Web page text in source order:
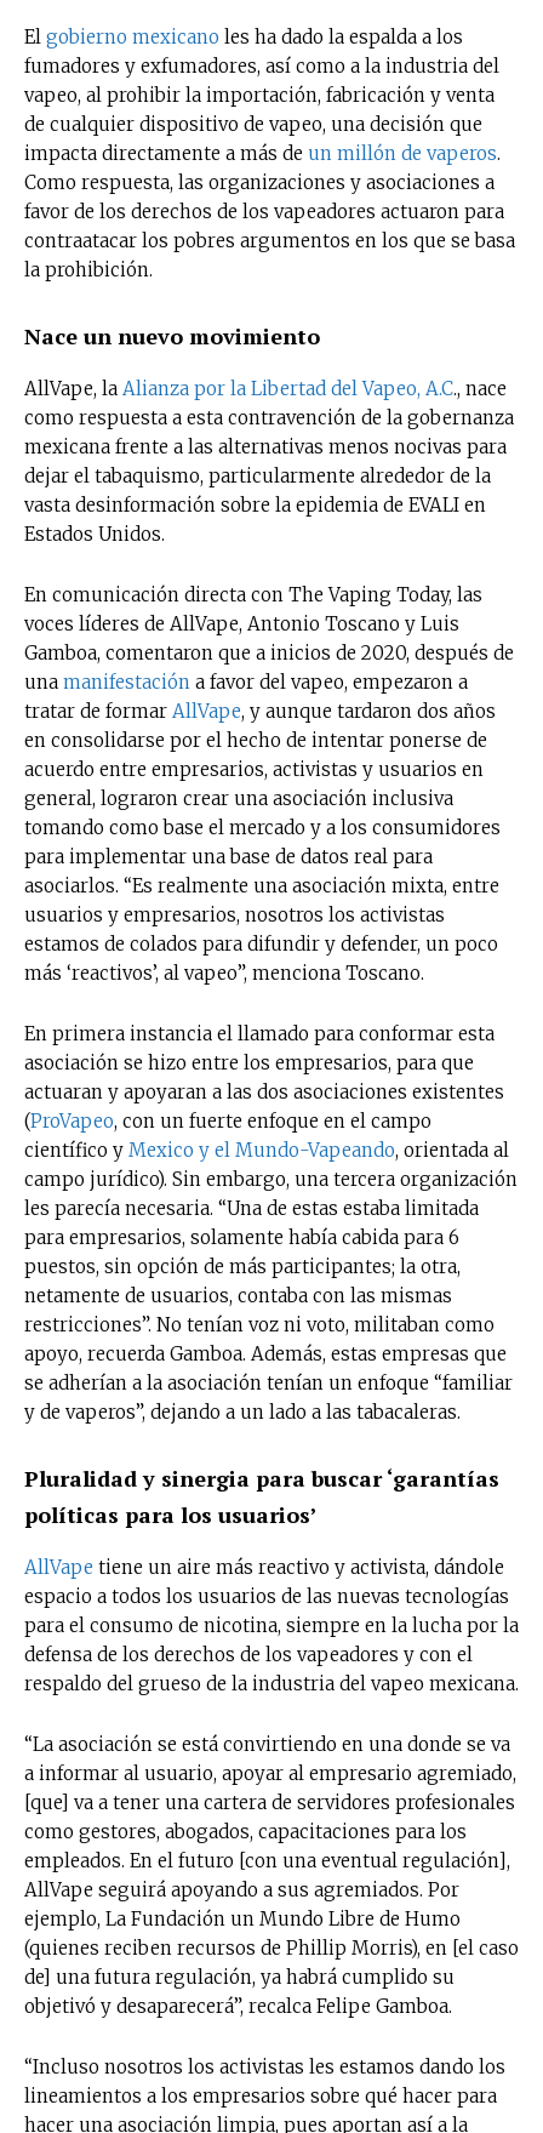
El gobierno mexicano les ha dado la espalda a los
fumadores y exfumadores, así como a la industria del
vapeo, al prohibir la importación, fabricación y venta
de cualquier dispositivo de vapeo, una decisión que
impacta directamente a más de un millón de vaperos.
Como respuesta, las organizaciones y asociaciones a
favor de los derechos de los vapeadores actuaron para
contraatacar los pobres argumentos en los que se basa
la prohibición.
Nace un nuevo movimiento
AllVape, la Alianza por la Libertad del Vapeo, A.C., nace
como respuesta a esta contravención de la gobernanza
mexicana frente a las alternativas menos nocivas para
dejar el tabaquismo, particularmente alrededor de la
vasta desinformación sobre la epidemia de EVALI en
Estados Unidos.
En comunicación directa con The Vaping Today, las
voces líderes de AllVape, Antonio Toscano y Luis
Gamboa, comentaron que a inicios de 2020, después de
una manifestación a favor del vapeo, empezaron a
tratar de formar AllVape, y aunque tardaron dos años
en consolidarse por el hecho de intentar ponerse de
acuerdo entre empresarios, activistas y usuarios en
general, lograron crear una asociación inclusiva
tomando como base el mercado y a los consumidores
para implementar una base de datos real para
asociarlos. “Es realmente una asociación mixta, entre
usuarios y empresarios, nosotros los activistas
estamos de colados para difundir y defender, un poco
más ‘reactivos’, al vapeo”, menciona Toscano.
En primera instancia el llamado para conformar esta
asociación se hizo entre los empresarios, para que
actuaran y apoyaran a las dos asociaciones existentes
(ProVapeo, con un fuerte enfoque en el campo
científico y Mexico y el Mundo-Vapeando, orientada al
campo jurídico). Sin embargo, una tercera organización
les parecía necesaria. “Una de estas estaba limitada
para empresarios, solamente había cabida para 6
puestos, sin opción de más participantes; la otra,
netamente de usuarios, contaba con las mismas
restricciones”. No tenían voz ni voto, militaban como
apoyo, recuerda Gamboa. Además, estas empresas que
se adherían a la asociación tenían un enfoque “familiar
y de vaperos”, dejando a un lado a las tabacaleras.
Pluralidad y sinergia para buscar ‘garantías
políticas para los usuarios’
AllVape tiene un aire más reactivo y activista, dándole
espacio a todos los usuarios de las nuevas tecnologías
para el consumo de nicotina, siempre en la lucha por la
defensa de los derechos de los vapeadores y con el
respaldo del grueso de la industria del vapeo mexicana.
“La asociación se está convirtiendo en una donde se va
a informar al usuario, apoyar al empresario agremiado,
[que] va a tener una cartera de servidores profesionales
como gestores, abogados, capacitaciones para los
empleados. En el futuro [con una eventual regulación],
AllVape seguirá apoyando a sus agremiados. Por
ejemplo, La Fundación un Mundo Libre de Humo
(quienes reciben recursos de Phillip Morris), en [el caso
de] una futura regulación, ya habrá cumplido su
objetivó y desaparecerá”, recalca Felipe Gamboa.
“Incluso nosotros los activistas les estamos dando los
lineamientos a los empresarios sobre qué hacer para
hacer una asociación limpia, pues aportan así a la